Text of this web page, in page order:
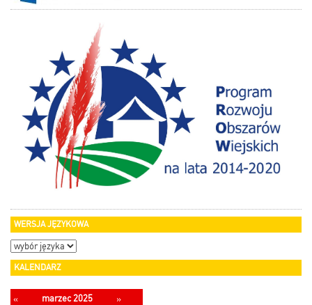
WERSJA JĘZYKOWA
KALENDARZ
« marzec 2025
»